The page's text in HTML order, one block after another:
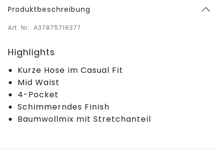
Produktbeschreibung
Art. Nr.: A37875716377
Highlights
Kurze Hose im Casual Fit
Mid Waist
4-Pocket
Schimmerndes Finish
Baumwollmix mit Stretchanteil